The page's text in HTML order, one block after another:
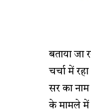
बताया जा
चर्चा में
सर का
के मामले में